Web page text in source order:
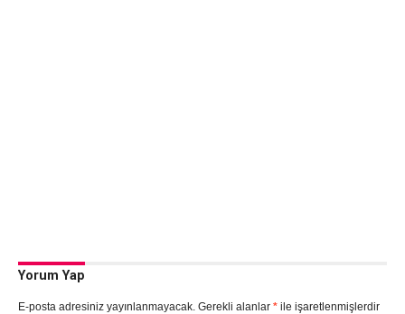
Yorum Yap
E-posta adresiniz yayınlanmayacak. Gerekli alanlar *ile işaretlenmişlerdir